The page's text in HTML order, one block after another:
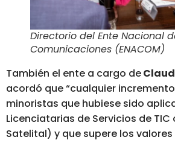
Directorio del Ente Nacional
Comunicaciones (ENACOM)
También el ente a cargo de
acordó que “cualquier
minoristas que hubiese sido
Licenciatarias de Servicios de TIC
Satelital) y que supere los